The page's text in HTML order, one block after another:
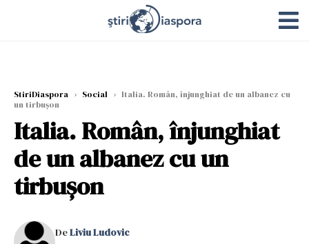
StiriDiaspora › Social › Italia. Român, înjunghiat de un albanez cu
un tirbușon
Italia. Român, înjunghiat
de un albanez cu un
tirbușon
DeLiviu Ludovic